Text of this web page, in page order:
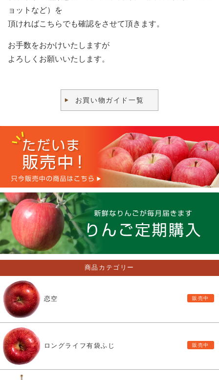
ョットなど）を
頂ければこちらでも確認をさせて頂きます。
お手数をおかけいたしますが
よろしくお願いいたします。
お買い物ガイド一覧
商品カテゴリー
恋空
ロングライフ有袋ふじ